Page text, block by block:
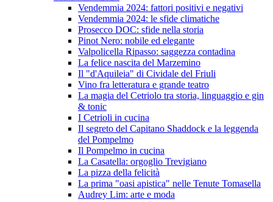
Vendemmia 2024: fattori positivi e negativi
Vendemmia 2024: le sfide climatiche
Prosecco DOC: sfide nella storia
Pinot Nero: nobile ed elegante
Valpolicella Ripasso: saggezza contadina
La felice nascita del Marzemino
Il "d'Aquileia" di Cividale del Friuli
Vino fra letteratura e grande teatro
La magia del Cetriolo tra storia, linguaggio e gin
& tonic
I Cetrioli in cucina
Il segreto del Capitano Shaddock e la leggenda
del Pompelmo
Il Pompelmo in cucina
La Casatella: orgoglio Trevigiano
La pizza della felicità
La prima "oasi apistica" nelle Tenute Tomasella
Audrey Lim: arte e moda